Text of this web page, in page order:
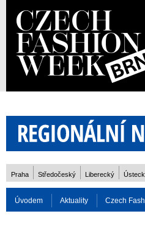
Praha Středočeský Liberecký
Úvodem Aktuality Czech